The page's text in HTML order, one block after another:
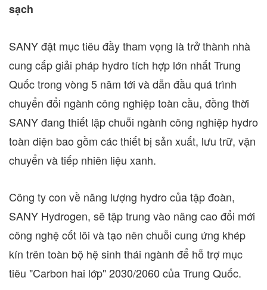
sạch
SANY đặt mục tiêu đầy tham vọng là trở thành nhà
cung cấp giải pháp hydro tích hợp lớn nhất Trung
Quốc trong vòng 5 năm tới và dẫn đầu quá trình
chuyển đổi ngành công nghiệp toàn cầu, đồng thời
SANY đang thiết lập chuỗi ngành công nghiệp hydro
toàn diện bao gồm các thiết bị sản xuất, lưu trữ, vận
chuyển và tiếp nhiên liệu xanh.
Công ty con về năng lượng hydro của tập đoàn,
SANY Hydrogen, sẽ tập trung vào nâng cao đổi mới
công nghệ cốt lõi và tạo nên chuỗi cung ứng khép
kín trên toàn bộ hệ sinh thái ngành để hỗ trợ mục
tiêu "Carbon hai lớp" 2030/2060 của Trung Quốc.